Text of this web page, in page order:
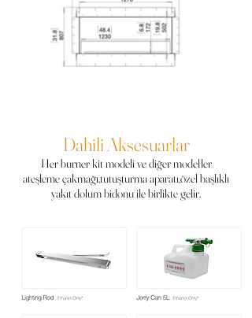
Dahili Aksesuarlar
Her burner kit modeli ve diğer modeller
ateşleme çakmağı,tutuşturma aparatı,özel başlıklı
yakıt dolum bidonu ile birlikte gelir.